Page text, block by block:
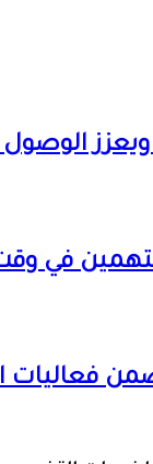
ويعزز
في
فعاليات